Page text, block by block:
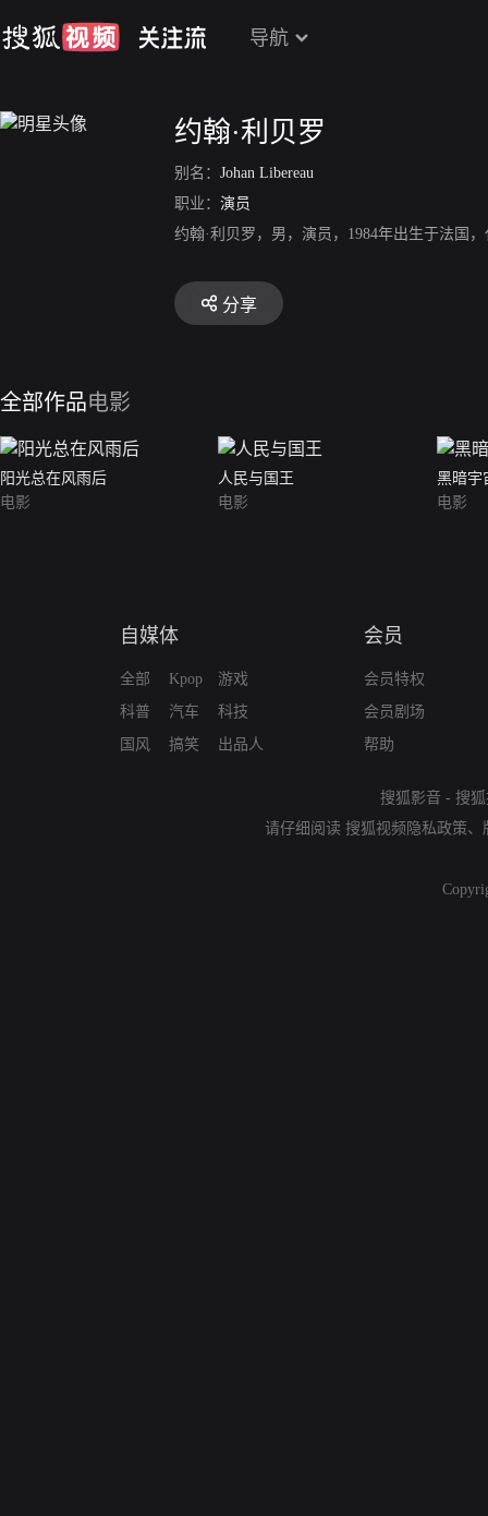
导航
约翰·利贝罗
别名： Johan Libereau
职业： 演员
约翰·利贝罗，男，演员，1984年出生于法国
分享
全部作品电影
阳光总在风雨后
电影
人民与国王
电影
黑暗宇
电影
自媒体
全部
科普
国风
Kpop
汽车
搞笑
游戏
科技
出品人
会员
会员特权
会员剧场
帮助
搜狐影音 - 搜
请仔细阅读 搜狐视频隐私政策、